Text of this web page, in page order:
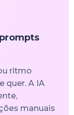
ritmo
quer. A IA
manuais